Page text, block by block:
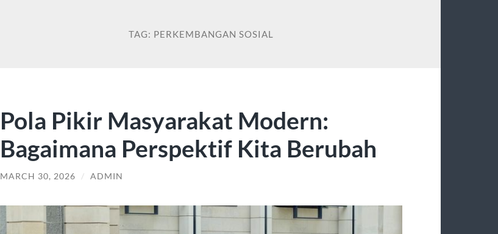
TAG: PERKEMBANGAN SOSIAL
Pola Pikir Masyarakat Modern:
Bagaimana Perspektif Kita Berubah
MARCH 30, 2026 / ADMIN